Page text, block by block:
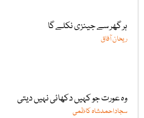
ہر گھر سے جینزی نکلے گا
ریحان آفاق
وہ عورت جو کہیں دکھائی نہیں دیتی
سجاداحمدشاہ کاظمی